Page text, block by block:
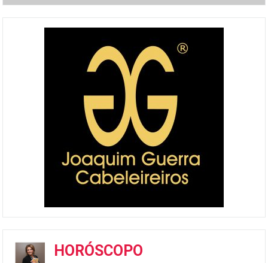
HORÓSCOPO